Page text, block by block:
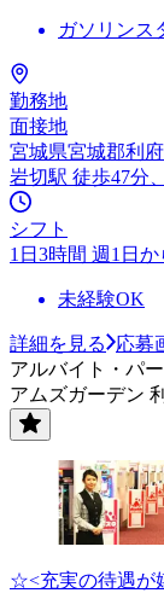
ガソリンス
勤務地
面接地
宮城県宮城郡利
岩切駅 徒歩47分
シフト
1日3時間 週1日
未経験OK
詳細を見る
応募
アルバイト・パー
アムズガーデン
☆<充実の待遇が